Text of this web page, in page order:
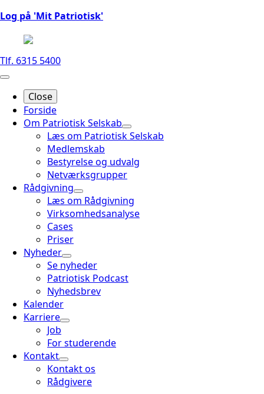
Log på 'Mit Patriotisk'
Tlf. 6315 5400
Close
Forside
Om Patriotisk Selskab
Læs om Patriotisk Selskab
Medlemskab
Bestyrelse og udvalg
Netværksgrupper
Rådgivning
Læs om Rådgivning
Virksomhedsanalyse
Cases
Priser
Nyheder
Se nyheder
Patriotisk Podcast
Nyhedsbrev
Kalender
Karriere
Job
For studerende
Kontakt
Kontakt os
Rådgivere